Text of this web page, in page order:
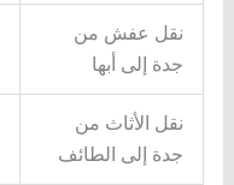
نقل عفش من
جدة إلى أبها
نقل الأثاث من
جدة إلى الطائف